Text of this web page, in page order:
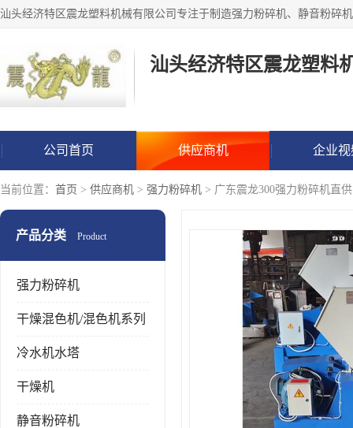
汕头经济特区震龙塑料
公司首页 供应商机 企业视
当前位置： 首页 > 供应商机 > 强力粉碎机 > 广东震龙300强力粉碎机直
产品分类 Product
强力粉碎机
干燥混色机/混色机系列
冷水机水塔
干燥机
静音粉碎机